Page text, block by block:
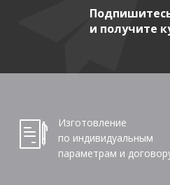
и получите
Изготовление
по индивидуальным
параметрам и